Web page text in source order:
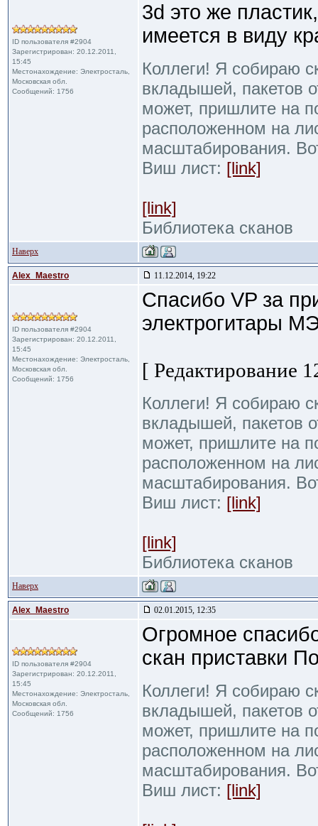
ID пользователя #2904
Зарегистрирован: 20.12.2011,
15:45
Местонахождение: Электросталь,
Московская обл.
Сообщений: 1756
3d это же
имеется в виду
Коллеги! Я собираю
вкладышей, пакетов
может, пришлите на
расположенном на
масштабирования.
Виш лист: [link]
[link]
Библиотека сканов
Наверх
Alex_Maestro 11.12.2014, 19:22
ID пользователя #2904
Зарегистрирован: 20.12.2011,
15:45
Местонахождение: Электросталь,
Московская обл.
Сообщений: 1756
Спасибо VP за
электрогитары
[ Редактирование
Коллеги! Я собираю
вкладышей, пакетов
может, пришлите на
расположенном на
масштабирования.
Виш лист: [link]
[link]
Библиотека сканов
Наверх
Alex_Maestro 02.01.2015, 12:35
ID пользователя #2904
Зарегистрирован: 20.12.2011,
15:45
Местонахождение: Электросталь,
Московская обл.
Сообщений: 1756
Огромное
скан приставки
Коллеги! Я собираю
вкладышей, пакетов
может, пришлите на
расположенном на
масштабирования.
Виш лист: [link]